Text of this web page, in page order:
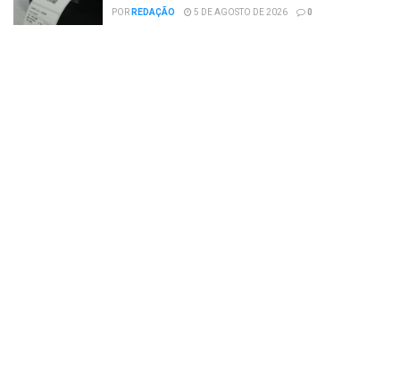
PORREDAÇÃO 5 DE AGOSTO DE 2026 0